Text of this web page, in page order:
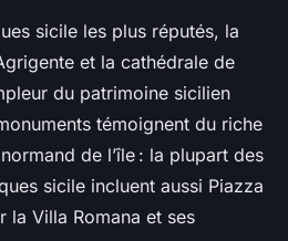
sicile les plus réputés, la
et la cathédrale de
du patrimoine sicilien
témoignent du riche
de l’île : la plupart des
sicile incluent aussi Piazza
la Villa Romana et ses